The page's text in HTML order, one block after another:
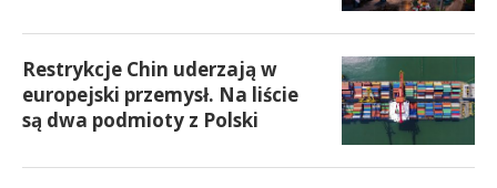
Restrykcje Chin uderzają w
europejski przemysł. Na liście
są dwa podmioty z Polski